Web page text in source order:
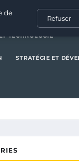
ET FINANCES
TECHNOLOGIE
STRATÉGIE ET
de
Refuser